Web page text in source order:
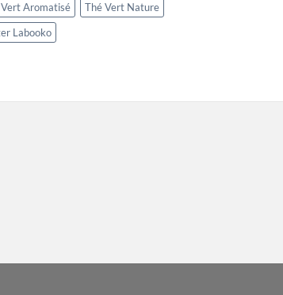
Aromatisé
Thé Vert Nature
Labooko